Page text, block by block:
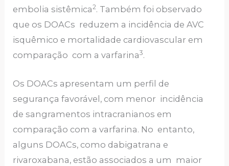
embolia sistêmica2. Também foi observado
que os DOACs reduzem a incidência de AVC
isquêmico e mortalidade cardiovascular em
comparação com a varfarina3.
Os DOACs apresentam um perfil de
segurança favorável, com menor incidência
de sangramentos intracranianos em
comparação com a varfarina. No entanto,
alguns DOACs, como dabigatrana e
rivaroxabana, estão associados a um maior